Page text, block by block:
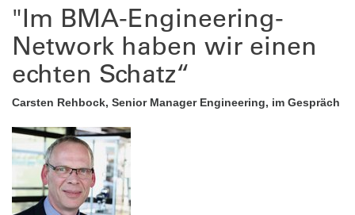
"Im BMA-Engineering-
Network haben wir einen
echten Schatz“
Carsten Rehbock, Senior Manager Engineering, im Gespräch